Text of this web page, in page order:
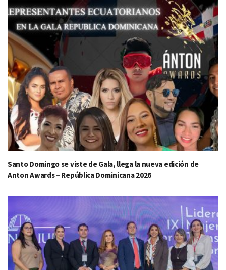
Santo Domingo se viste de Gala, llega la nueva edición de
Anton Awards – República Dominicana 2026